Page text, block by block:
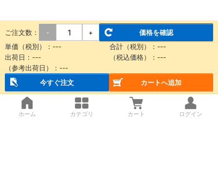
ご注文数： - +
価格を確認
単価（税別）： --- 合計（税別）： ---
出荷日： --- （税込価格）： ---
（参考出荷日）： ---
今すぐ注文
カートへ追加
ホーム カテゴリ カート ログイン